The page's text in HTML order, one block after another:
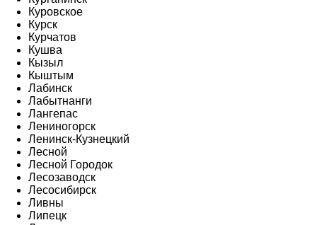
Куровское
Курск
Курчатов
Кушва
Кызыл
Кыштым
Лабинск
Лабытнанги
Лангепас
Лениногорск
Ленинск-Кузнецкий
Лесной
Лесной Городок
Лесозаводск
Лесосибирск
Ливны
Липецк